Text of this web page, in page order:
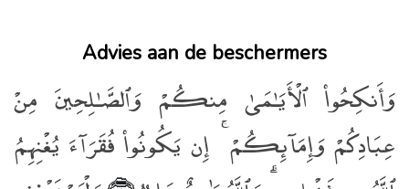
Advies aan de beschermers
وَأَنكِحُوا۟ ٱلْأَيَـٰمَىٰ مِنكُمْ وَٱلصَّـٰلِحِينَ مِنْ
عِبَادِكُمْ وَإِمَآئِكُمْ ۚ إِن يَكُونُوا۟ فُقَرَآءَ يُغْنِهِمُ